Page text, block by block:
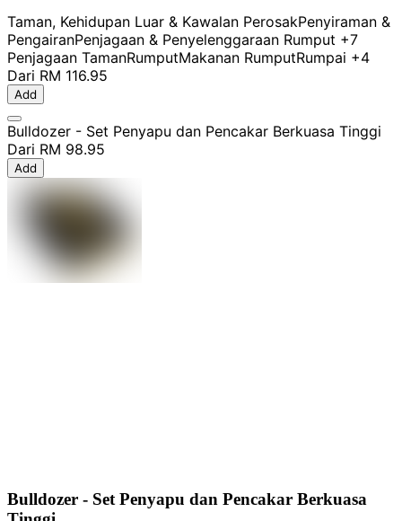
Taman, Kehidupan Luar & Kawalan PerosakPenyiraman &
PengairanPenjagaan & Penyelenggaraan Rumput +7
Penjagaan TamanRumputMakanan RumputRumpai +4
Dari RM 116.95
Add
Bulldozer - Set Penyapu dan Pencakar Berkuasa Tinggi
Dari RM 98.95
Add
Bulldozer - Set Penyapu dan Pencakar Berkuasa